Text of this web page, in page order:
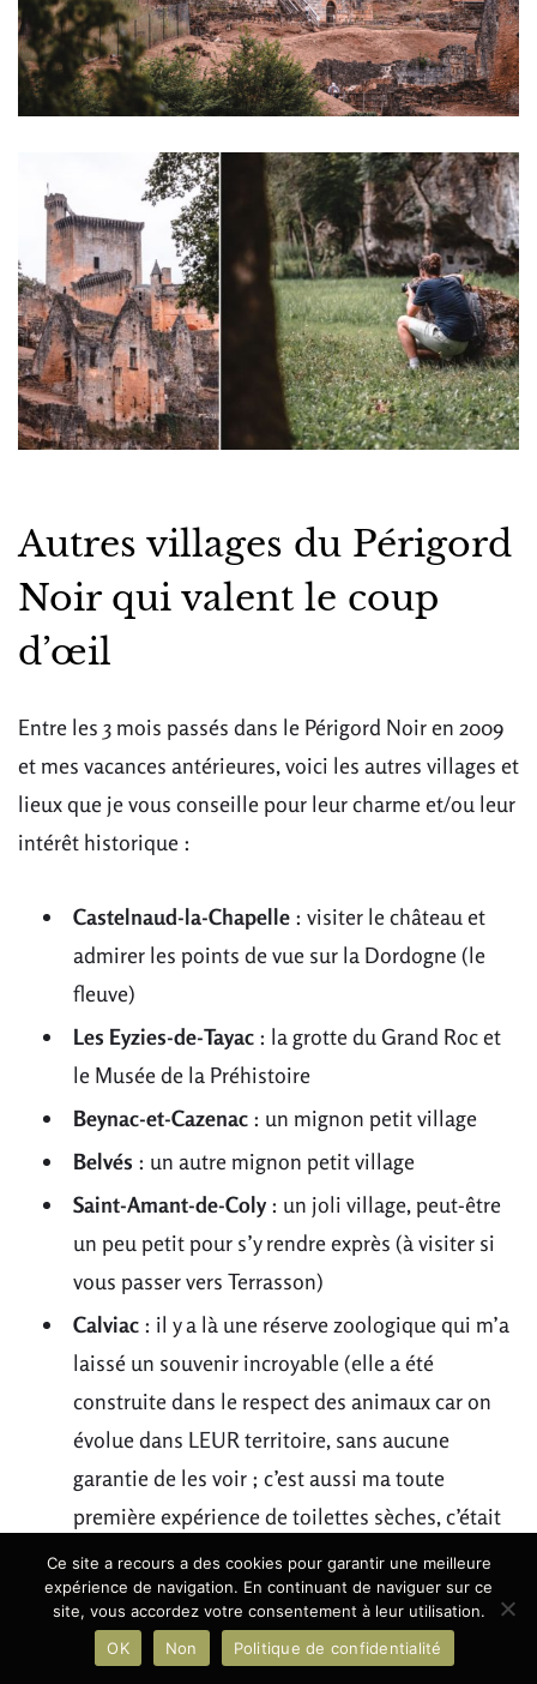
Autres villages du Périgord
Noir qui valent le coup
d’œil
Entre les 3 mois passés dans le Périgord Noir en 2009
et mes vacances antérieures, voici les autres villages et
lieux que je vous conseille pour leur charme et/ou leur
intérêt historique :
Castelnaud-la-Chapelle : visiter le château et
admirer les points de vue sur la Dordogne (le
fleuve)
Les Eyzies-de-Tayac : la grotte du Grand Roc et
le Musée de la Préhistoire
Beynac-et-Cazenac : un mignon petit village
Belvés : un autre mignon petit village
Saint-Amant-de-Coly : un joli village, peut-être
un peu petit pour s’y rendre exprès (à visiter si
vous passer vers Terrasson)
Calviac : il y a là une réserve zoologique qui m’a
laissé un souvenir incroyable (elle a été
construite dans le respect des animaux car on
évolue dans LEUR territoire, sans aucune
garantie de les voir ; c’est aussi ma toute
première expérience de toilettes sèches, c’était
assez avant-gardiste pour l’époque – et ça l’est
même encore pas mal !)
Le Bugue: le village du Bournat (une
reconstitution d’un village médiéval avec
Ce site a recours a des cookies pour garantir une meilleure
expérience de navigation. En continuant de naviguer sur ce
site, vous accordez votre consentement à leur utilisation.
OK
Non Politique de confidentialité